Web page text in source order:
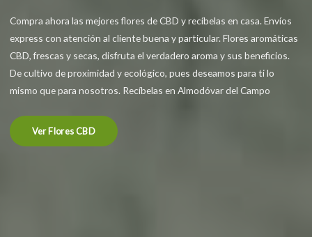
Compra ahora las mejores flores de CBD y recíbelas en casa. Envíos
express con atención al cliente buena y particular. Flores aromáticas
CBD, frescas y secas, disfruta el verdadero aroma y sus beneficios.
De cultivo de proximidad y ecológico, pues deseamos para ti lo
mismo que para nosotros. Recíbelas en Almodóvar del Campo
Ver Flores CBD